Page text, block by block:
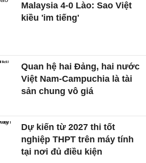
Malaysia 4-0 Lào: Sao Việt
kiều 'im tiếng'
Quan hệ hai Đảng, hai nước
Việt Nam-Campuchia là tài
sản chung vô giá ​
Dự kiến từ 2027 thi tốt
nghiệp THPT trên máy tính
tại nơi đủ điều kiện